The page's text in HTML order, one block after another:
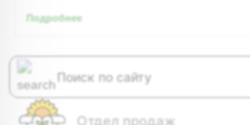
Подробнее
Отдел продаж